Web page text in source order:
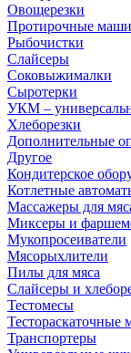
Овощерезки
Протирочные
Рыбочистки
Слайсеры
Соковыжималки
Сыротерки
УКМ –
Хлеборезки
Дополнительные
Другое
Кондитерское
Котлетные
Массажеры для
Миксеры и
Мукопросеиватели
Мясорыхлители
Пилы для мяса
Слайсеры и
Тестомесы
Транспортеры